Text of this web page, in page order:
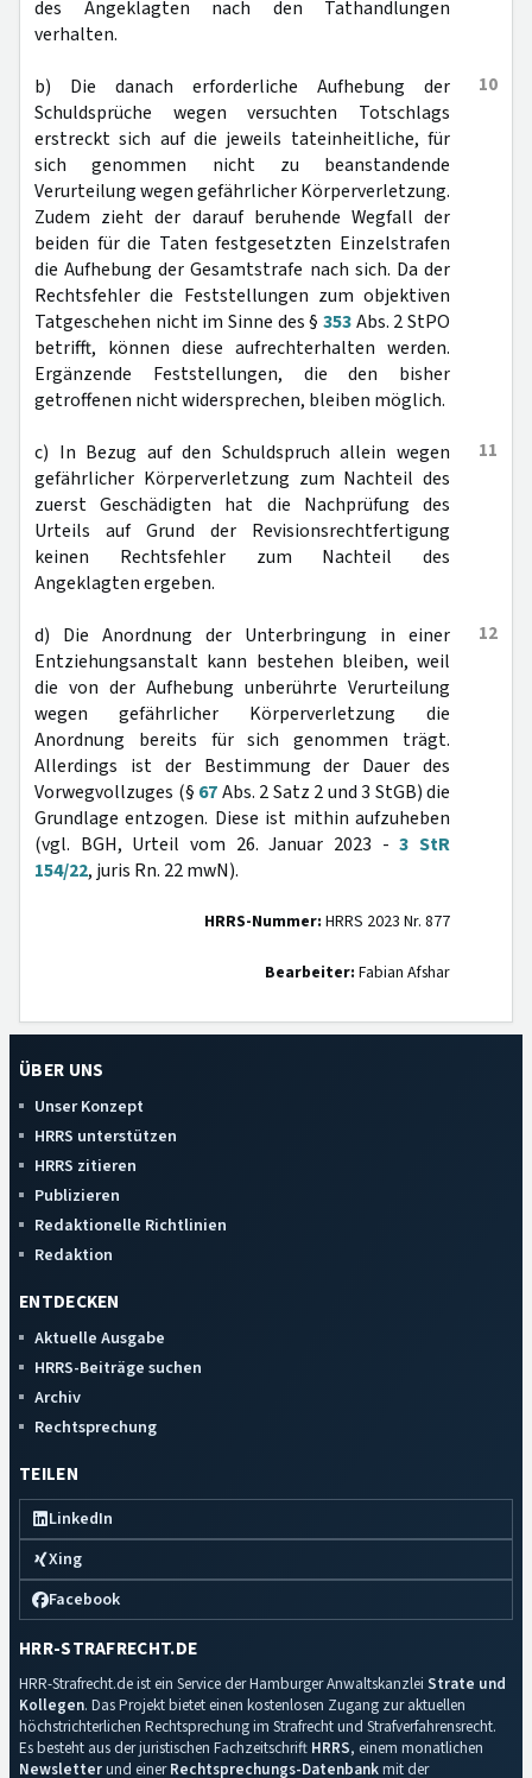
des Angeklagten nach den Tathandlungen
verhalten.
10
b) Die danach erforderliche Aufhebung der
Schuldsprüche wegen versuchten Totschlags
erstreckt sich auf die jeweils tateinheitliche, für
sich genommen nicht zu beanstandende
Verurteilung wegen gefährlicher Körperverletzung.
Zudem zieht der darauf beruhende Wegfall der
beiden für die Taten festgesetzten Einzelstrafen
die Aufhebung der Gesamtstrafe nach sich. Da der
Rechtsfehler die Feststellungen zum objektiven
Tatgeschehen nicht im Sinne des § 353Abs. 2 StPO
betrifft, können diese aufrechterhalten werden.
Ergänzende Feststellungen, die den bisher
getroffenen nicht widersprechen, bleiben möglich.
11
c) In Bezug auf den Schuldspruch allein wegen
gefährlicher Körperverletzung zum Nachteil des
zuerst Geschädigten hat die Nachprüfung des
Urteils auf Grund der Revisionsrechtfertigung
keinen Rechtsfehler zum Nachteil des
Angeklagten ergeben.
12
d) Die Anordnung der Unterbringung in einer
Entziehungsanstalt kann bestehen bleiben, weil
die von der Aufhebung unberührte Verurteilung
wegen gefährlicher Körperverletzung die
Anordnung bereits für sich genommen trägt.
Allerdings ist der Bestimmung der Dauer des
Vorwegvollzuges (§ 67Abs. 2 Satz 2 und 3 StGB) die
Grundlage entzogen. Diese ist mithin aufzuheben
(vgl. BGH, Urteil vom 26. Januar 2023 -3 StR
154/22, juris Rn. 22 mwN).
HRRS-Nummer: HRRS 2023 Nr. 877
Bearbeiter: Fabian Afshar
ÜBER UNS
Unser Konzept
HRRS unterstützen
HRRS zitieren
Publizieren
Redaktionelle Richtlinien
Redaktion
ENTDECKEN
Aktuelle Ausgabe
HRRS-Beiträge suchen
Archiv
Rechtsprechung
TEILEN
LinkedIn
Xing
Facebook
HRR-STRAFRECHT.DE
HRR-Strafrecht.de ist ein Service der Hamburger Anwaltskanzlei Strate und
Kollegen. Das Projekt bietet einen kostenlosen Zugang zur aktuellen
höchstrichterlichen Rechtsprechung im Strafrecht und Strafverfahrensrecht.
Es besteht aus der juristischen Fachzeitschrift HRRS, einem monatlichen
Newsletterund einerRechtsprechungs-Datenbankmit der